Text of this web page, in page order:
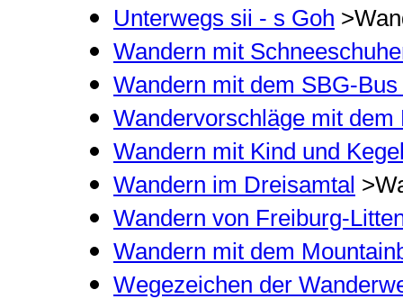
Unterwegs sii - s Goh
Wandern mit
Wandern mit dem SBG-
Wandervorschläge mit dem
Wandern mit Kind und
Wandern im Dreisamtal
Wandern von Freiburg-
Wandern mit dem
Wegezeichen der